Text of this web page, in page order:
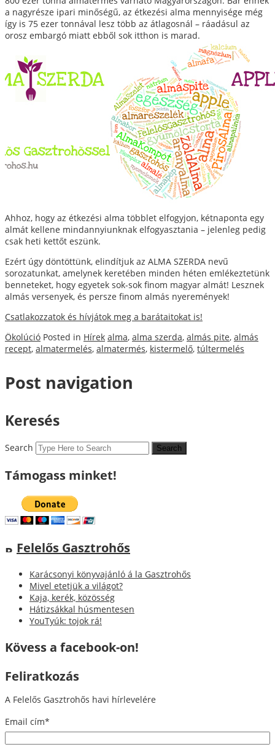
a nagyrésze ipari minőségű, az étkezési alma mennyisége még
így is 75 ezer tonnával lesz több az átlagosnál – ráadásul az
orosz embargó miatt ebből sok itthon is marad.
Ahhoz, hogy az étkezési alma többlet elfogyjon, kétnaponta egy
almát kellene mindannyiunknak elfogyasztania – jelenleg pedig
csak heti kettőt eszünk.
Ezért úgy döntöttünk, elindítjuk az ALMA SZERDA nevű
sorozatunkat, amelynek keretében minden héten emlékeztetünk
benneteket, hogy egyetek sok-sok finom magyar almát! Lesznek
almás versenyek, és persze finom almás nyeremények!
Csatlakozzatok és hívjátok meg a barátaitokat is!
Ökolúció Posted in Hírek alma, alma szerda, almás pite, almás
recept, almatermelés, almatermés, kistermelő, túltermelés
Post navigation
Keresés
Search
Támogass minket!
Felelős Gasztrohős
Karácsonyi könyvajánló á la Gasztrohős
Mivel etetjük a világot?
Kaja, kerék, közösség
Hátizsákkal húsmentesen
YouTyúk: tojok rá!
Kövess a facebook-on!
Feliratkozás
A Felelős Gasztrohős havi hírlevelére
Email cím*